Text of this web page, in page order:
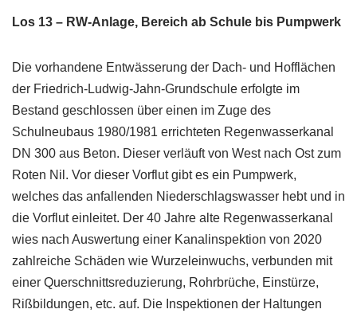
Los 13 – RW-Anlage, Bereich ab Schule bis Pumpwerk
Die vorhandene Entwässerung der Dach- und Hofflächen
der Friedrich-Ludwig-Jahn-Grundschule erfolgte im
Bestand geschlossen über einen im Zuge des
Schulneubaus 1980/1981 errichteten Regenwasserkanal
DN 300 aus Beton. Dieser verläuft von West nach Ost zum
Roten Nil. Vor dieser Vorflut gibt es ein Pumpwerk,
welches das anfallenden Niederschlagswasser hebt und in
die Vorflut einleitet. Der 40 Jahre alte Regenwasserkanal
wies nach Auswertung einer Kanalinspektion von 2020
zahlreiche Schäden wie Wurzeleinwuchs, verbunden mit
einer Querschnittsreduzierung, Rohrbrüche, Einstürze,
Rißbildungen, etc. auf. Die Inspektionen der Haltungen